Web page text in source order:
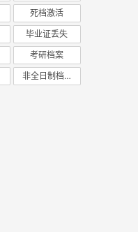
死档激活
毕业证丢失
考研档案
非全日制档案